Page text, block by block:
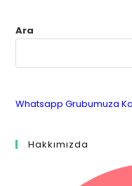
Ara
Whatsapp Grubumuza
Hakkımızda